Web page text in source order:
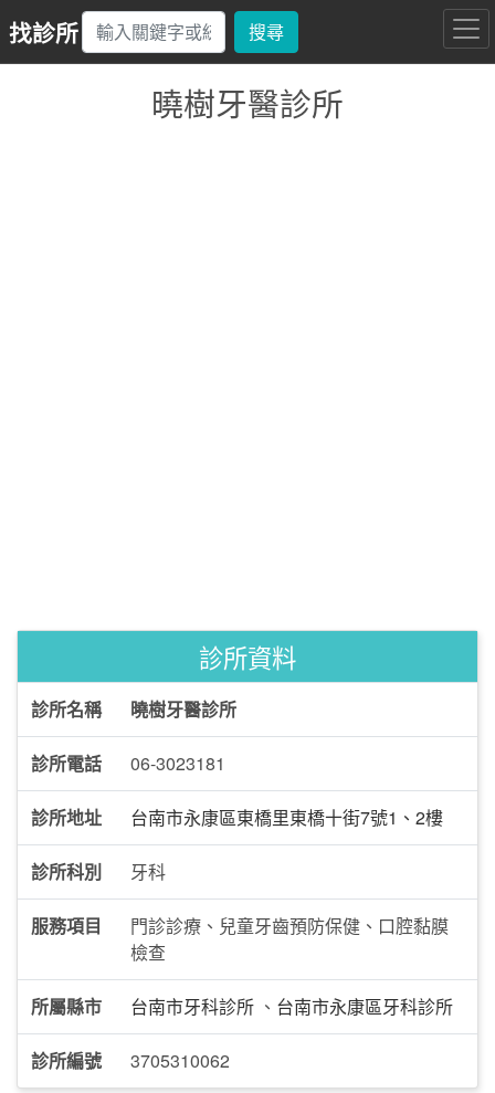
找診所 搜尋
曉樹牙醫診所
診所資料
診所名稱 曉樹牙醫診所
診所電話 06-3023181
診所地址 台南市永康區東橋里東橋十街7號1、2樓
診所科別 牙科
服務項目
門診診療、兒童牙齒預防保健、口腔黏膜
檢查
所屬縣市 台南市牙科診所 、 台南市永康區牙科診所
診所編號 3705310062